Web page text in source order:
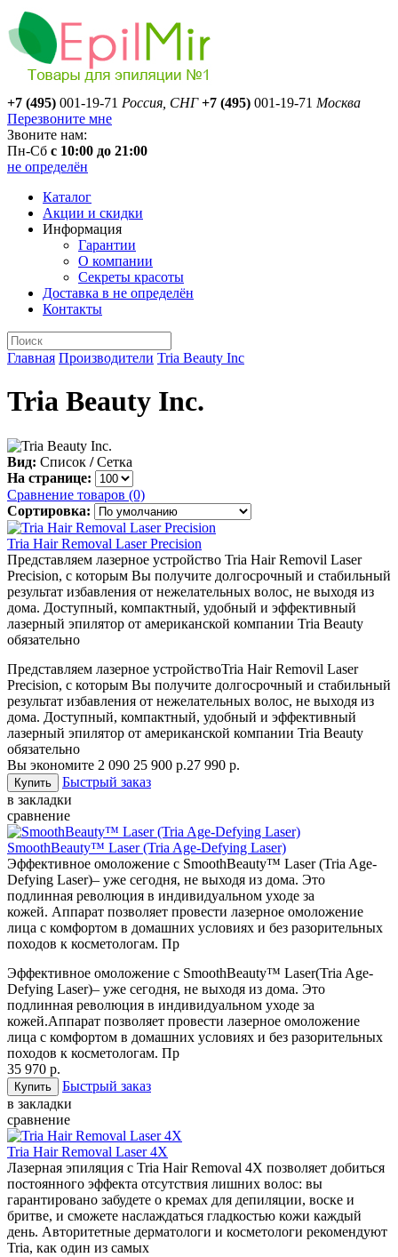
+7 (495) 001-19-71 Россия, СНГ +7 (495) 001-19-71 Москва
Перезвоните мне
Звоните нам:
Пн-Сб с 10:00 до 21:00
не определён
Каталог
Акции и скидки
Информация
Гарантии
О компании
Секреты красоты
Доставка в не определён
Контакты
Главная Производители Tria Beauty Inc
Tria Beauty Inc.
Вид: Список / Сетка
На странице:
Сравнение товаров (0)
Сортировка:
Tria Hair Removal Laser Precision
Представляем лазерное устройство Tria Hair Removil Laser
Precision, с которым Вы получите долгосрочный и стабильный
результат избавления от нежелательных волос, не выходя из
дома. Доступный, компактный, удобный и эффективный
лазерный эпилятор от американской компании Tria Beauty
обязательно
Представляем лазерное устройствоTria Hair Removil Laser
Precision, с которым Вы получите долгосрочный и стабильный
результат избавления от нежелательных волос, не выходя из
дома. Доступный, компактный, удобный и эффективный
лазерный эпилятор от американской компании Tria Beauty
обязательно
Вы экономите 2 090 25 900 р.27 990 р.
Быстрый заказ
в закладки
сравнение
SmoothBeauty™ Laser (Tria Age-Defying Laser)
Эффективное омоложение с SmoothBeauty™ Laser (Tria Age-
Defying Laser)– уже сегодня, не выходя из дома. Это
подлинная революция в индивидуальном уходе за
кожей. Аппарат позволяет провести лазерное омоложение
лица с комфортом в домашних условиях и без разорительных
походов к косметологам. Пр
Эффективное омоложение с SmoothBeauty™ Laser(Tria Age-
Defying Laser)– уже сегодня, не выходя из дома. Это
подлинная революция в индивидуальном уходе за
кожей.Аппарат позволяет провести лазерное омоложение
лица с комфортом в домашних условиях и без разорительных
походов к косметологам. Пр
35 970 р.
Быстрый заказ
в закладки
сравнение
Tria Hair Removal Laser 4X
Лазерная эпиляция с Tria Hair Removal 4X позволяет добиться
постоянного эффекта отсутствия лишних волос: вы
гарантировано забудете о кремах для депиляции, воске и
бритве, и сможете наслаждаться гладкостью кожи каждый
день. Авторитетные дерматологи и косметологи рекомендуют
Tria, как один из самых